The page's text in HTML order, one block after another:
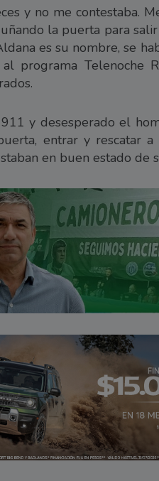
y no me contestaba.
la puerta para
es su nombre, se
programa Telenoche
y desesperado el
entrar y rescatar
en buen estado de